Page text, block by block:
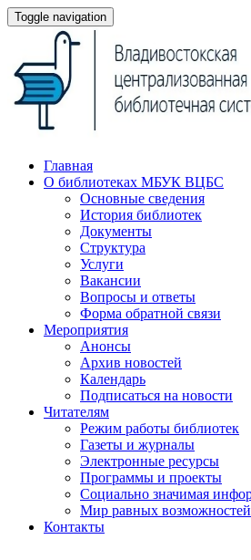
Toggle navigation
Главная
О библиотеках МБУК ВЦБС
Основные сведения
История библиотек
Документы
Структура
Услуги
Вакансии
Вопросы и ответы
Форма обратной связи
Мероприятия
Анонсы
Архив новостей
Календарь
Подписаться на новости
Читателям
Режим работы библиотек
Газеты и журналы
Электронные ресурсы
Программы и проекты
Социально значимая
Мир равных возможностей
Контакты